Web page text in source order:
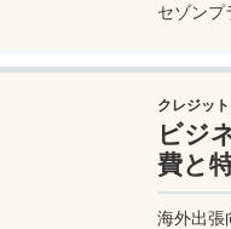
セゾンプ
クレジッ
ビジ
費と
海外出張